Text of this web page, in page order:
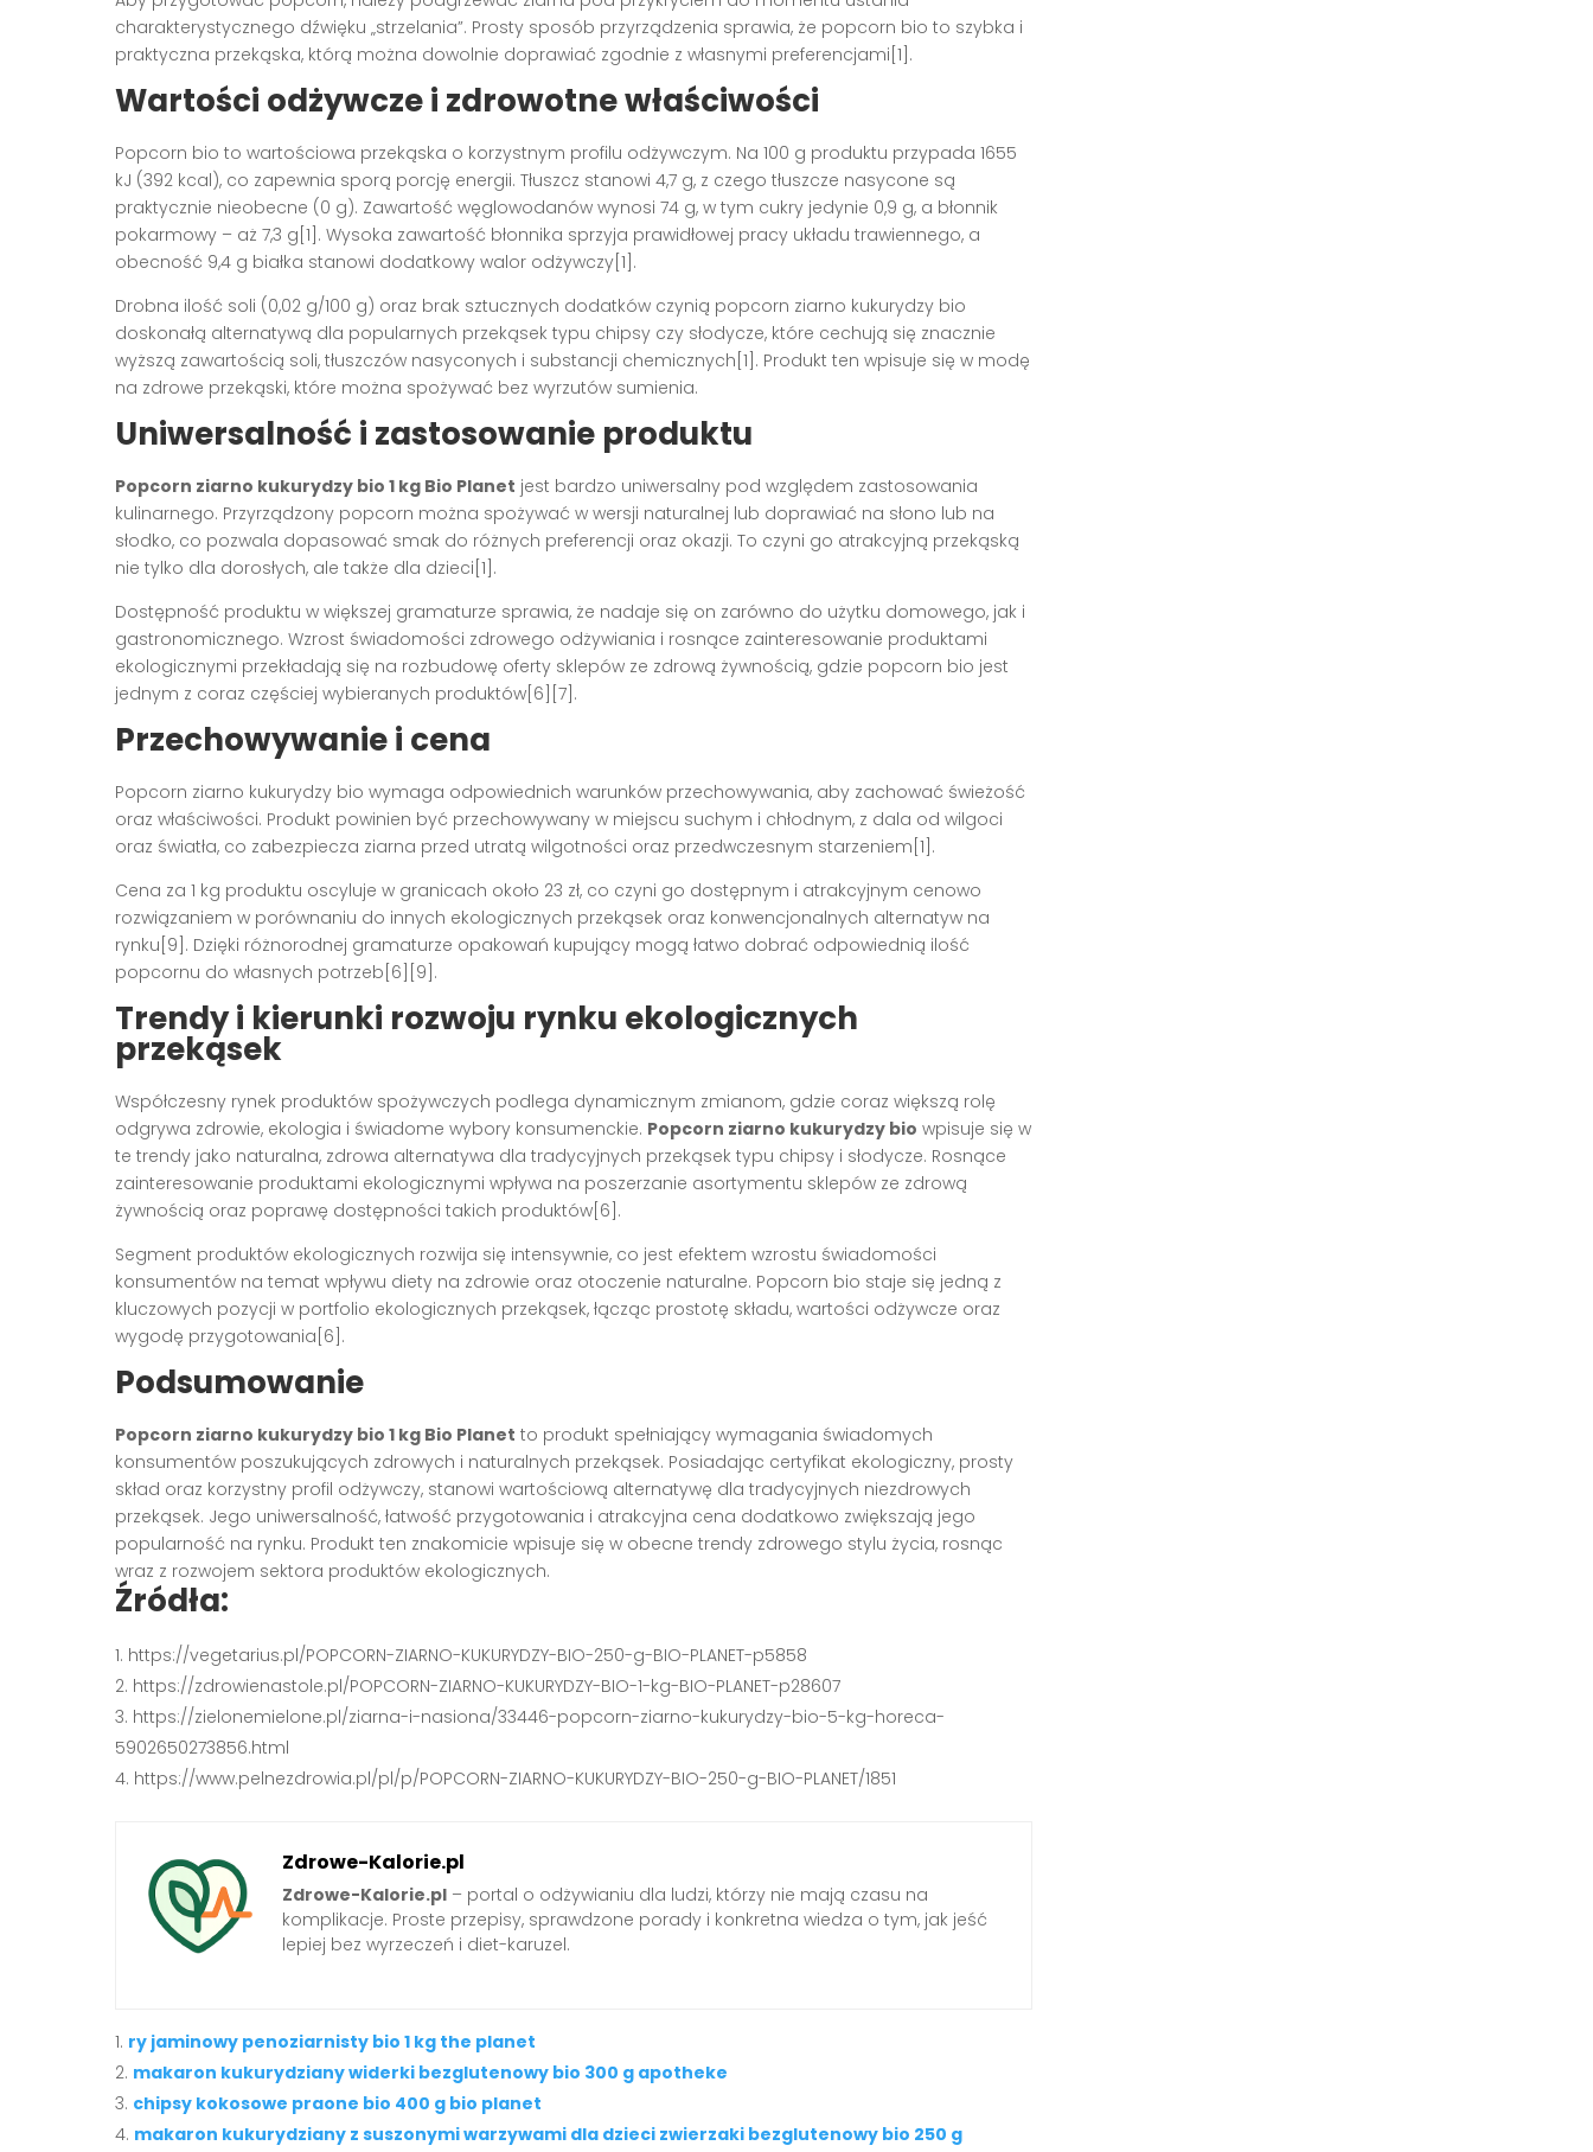
charakterystycznego dźwięku „strzelania”. Prosty sposób przyrządzenia sprawia, że popcorn bio to szybka i
praktyczna przekąska, którą można dowolnie doprawiać zgodnie z własnymi preferencjami[1].
Wartości odżywcze i zdrowotne właściwości
Popcorn bio to wartościowa przekąska o korzystnym profilu odżywczym. Na 100 g produktu przypada 1655
kJ (392 kcal), co zapewnia sporą porcję energii. Tłuszcz stanowi 4,7 g, z czego tłuszcze nasycone są
praktycznie nieobecne (0 g). Zawartość węglowodanów wynosi 74 g, w tym cukry jedynie 0,9 g, a błonnik
pokarmowy – aż 7,3 g[1]. Wysoka zawartość błonnika sprzyja prawidłowej pracy układu trawiennego, a
obecność 9,4 g białka stanowi dodatkowy walor odżywczy[1].
Drobna ilość soli (0,02 g/100 g) oraz brak sztucznych dodatków czynią popcorn ziarno kukurydzy bio
doskonałą alternatywą dla popularnych przekąsek typu chipsy czy słodycze, które cechują się znacznie
wyższą zawartością soli, tłuszczów nasyconych i substancji chemicznych[1]. Produkt ten wpisuje się w modę
na zdrowe przekąski, które można spożywać bez wyrzutów sumienia.
Uniwersalność i zastosowanie produktu
Popcorn ziarno kukurydzy bio 1 kg Bio Planet jest bardzo uniwersalny pod względem zastosowania
kulinarnego. Przyrządzony popcorn można spożywać w wersji naturalnej lub doprawiać na słono lub na
słodko, co pozwala dopasować smak do różnych preferencji oraz okazji. To czyni go atrakcyjną przekąską
nie tylko dla dorosłych, ale także dla dzieci[1].
Dostępność produktu w większej gramaturze sprawia, że nadaje się on zarówno do użytku domowego, jak i
gastronomicznego. Wzrost świadomości zdrowego odżywiania i rosnące zainteresowanie produktami
ekologicznymi przekładają się na rozbudowę oferty sklepów ze zdrową żywnością, gdzie popcorn bio jest
jednym z coraz częściej wybieranych produktów[6][7].
Przechowywanie i cena
Popcorn ziarno kukurydzy bio wymaga odpowiednich warunków przechowywania, aby zachować świeżość
oraz właściwości. Produkt powinien być przechowywany w miejscu suchym i chłodnym, z dala od wilgoci
oraz światła, co zabezpiecza ziarna przed utratą wilgotności oraz przedwczesnym starzeniem[1].
Cena za 1 kg produktu oscyluje w granicach około 23 zł, co czyni go dostępnym i atrakcyjnym cenowo
rozwiązaniem w porównaniu do innych ekologicznych przekąsek oraz konwencjonalnych alternatyw na
rynku[9]. Dzięki różnorodnej gramaturze opakowań kupujący mogą łatwo dobrać odpowiednią ilość
popcornu do własnych potrzeb[6][9].
Trendy i kierunki rozwoju rynku ekologicznych
przekąsek
Współczesny rynek produktów spożywczych podlega dynamicznym zmianom, gdzie coraz większą rolę
odgrywa zdrowie, ekologia i świadome wybory konsumenckie. Popcorn ziarno kukurydzy bio wpisuje się w
te trendy jako naturalna, zdrowa alternatywa dla tradycyjnych przekąsek typu chipsy i słodycze. Rosnące
zainteresowanie produktami ekologicznymi wpływa na poszerzanie asortymentu sklepów ze zdrową
żywnością oraz poprawę dostępności takich produktów[6].
Segment produktów ekologicznych rozwija się intensywnie, co jest efektem wzrostu świadomości
konsumentów na temat wpływu diety na zdrowie oraz otoczenie naturalne. Popcorn bio staje się jedną z
kluczowych pozycji w portfolio ekologicznych przekąsek, łącząc prostotę składu, wartości odżywcze oraz
wygodę przygotowania[6].
Podsumowanie
Popcorn ziarno kukurydzy bio 1 kg Bio Planet to produkt spełniający wymagania świadomych
konsumentów poszukujących zdrowych i naturalnych przekąsek. Posiadając certyfikat ekologiczny, prosty
skład oraz korzystny profil odżywczy, stanowi wartościową alternatywę dla tradycyjnych niezdrowych
przekąsek. Jego uniwersalność, łatwość przygotowania i atrakcyjna cena dodatkowo zwiększają jego
popularność na rynku. Produkt ten znakomicie wpisuje się w obecne trendy zdrowego stylu życia, rosnąc
wraz z rozwojem sektora produktów ekologicznych.
Źródła:
https://vegetarius.pl/POPCORN-ZIARNO-KUKURYDZY-BIO-250-g-BIO-PLANET-p5858
https://zdrowienastole.pl/POPCORN-ZIARNO-KUKURYDZY-BIO-1-kg-BIO-PLANET-p28607
https://zielonemielone.pl/ziarna-i-nasiona/33446-popcorn-ziarno-kukurydzy-bio-5-kg-horeca-
5902650273856.html
https://www.pelnezdrowia.pl/pl/p/POPCORN-ZIARNO-KUKURYDZY-BIO-250-g-BIO-PLANET/1851
Zdrowe-Kalorie.pl
Zdrowe-Kalorie.pl – portal o odżywianiu dla ludzi, którzy nie mają czasu na
komplikacje. Proste przepisy, sprawdzone porady i konkretna wiedza o tym, jak jeść
lepiej bez wyrzeczeń i diet-karuzel.
ry jaminowy penoziarnisty bio 1 kg the planet
makaron kukurydziany widerki bezglutenowy bio 300 g apotheke
chipsy kokosowe praone bio 400 g bio planet
makaron kukurydziany z suszonymi warzywami dla dzieci zwierzaki bezglutenowy bio 250 g